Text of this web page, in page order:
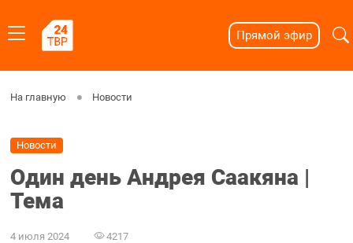
Прямой эфир
На главную Новости
Новости
Один день Андрея Саакяна |
Тема
4 июля 2024 4217